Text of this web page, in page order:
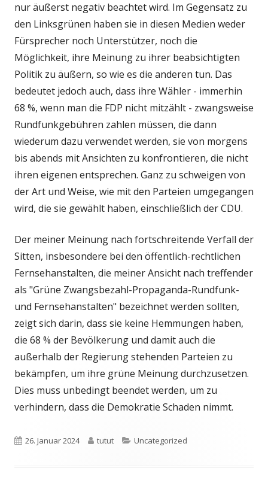
nur äußerst negativ beachtet wird. Im Gegensatz zu
den Linksgrünen haben sie in diesen Medien weder
Fürsprecher noch Unterstützer, noch die
Möglichkeit, ihre Meinung zu ihrer beabsichtigten
Politik zu äußern, so wie es die anderen tun. Das
bedeutet jedoch auch, dass ihre Wähler - immerhin
68 %, wenn man die FDP nicht mitzählt - zwangsweise
Rundfunkgebühren zahlen müssen, die dann
wiederum dazu verwendet werden, sie von morgens
bis abends mit Ansichten zu konfrontieren, die nicht
ihren eigenen entsprechen. Ganz zu schweigen von
der Art und Weise, wie mit den Parteien umgegangen
wird, die sie gewählt haben, einschließlich der CDU.
Der meiner Meinung nach fortschreitende Verfall der
Sitten, insbesondere bei den öffentlich-rechtlichen
Fernsehanstalten, die meiner Ansicht nach treffender
als "Grüne Zwangsbezahl-Propaganda-Rundfunk-
und Fernsehanstalten" bezeichnet werden sollten,
zeigt sich darin, dass sie keine Hemmungen haben,
die 68 % der Bevölkerung und damit auch die
außerhalb der Regierung stehenden Parteien zu
bekämpfen, um ihre grüne Meinung durchzusetzen.
Dies muss unbedingt beendet werden, um zu
verhindern, dass die Demokratie Schaden nimmt.
Veröffentlicht
26. Januar 2024 Autor
tutut Kategorien
Uncategorized